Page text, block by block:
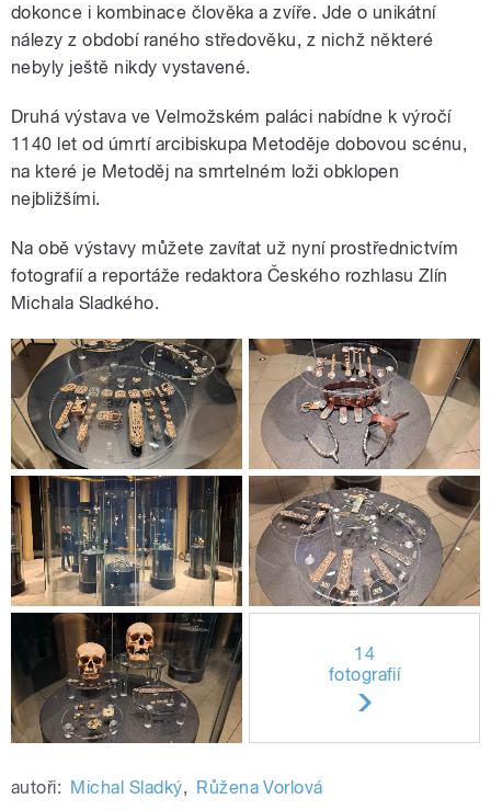
dokonce i kombinace člověka a zvíře. Jde o unikátní
nálezy z období raného středověku, z nichž některé
nebyly ještě nikdy vystavené.
Druhá výstava ve Velmožském paláci nabídne k výročí
1140 let od úmrtí arcibiskupa Metoděje dobovou scénu,
na které je Metoděj na smrtelném loži obklopen
nejbližšími.
Na obě výstavy můžete zavítat už nyní prostřednictvím
fotografií a reportáže redaktora Českého rozhlasu Zlín
Michala Sladkého.
14
fotografií
autoři: Michal Sladký, Růžena Vorlová